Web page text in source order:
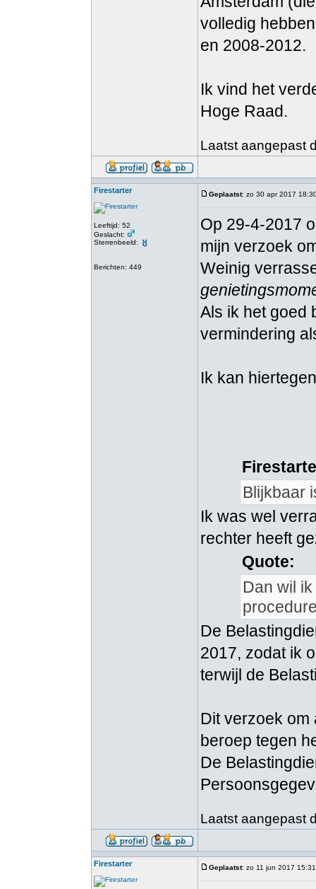
volledig
en 2008-2012.
Ik vind het
Hoge Raad.
Laatst aangepast
Firestarter
Leeftijd: 52
Geslacht:
Sterrenbeeld:
Berichten: 449
Geplaatst: zo 30 apr 2017
Op 29-4-2017
mijn verzoek
Weinig
Als ik het goed
vermindering
Ik kan
Blijkbaar
Ik was wel
rechter heeft
Quote:
Dan wil
De
2017, zodat ik
terwijl de
Dit verzoek om
beroep tegen
De
Laatst aangepast
Firestarter Geplaatst: zo 11 jun 2017 15:31